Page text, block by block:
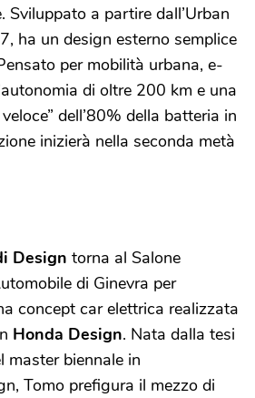
Sviluppato a partire dall’Urban
ha un design esterno semplice
per mobilità urbana, e-
di oltre 200 km e una
dell’80% della batteria in
inizierà nella seconda metà
Design torna al Salone
di Ginevra per
concept car elettrica realizzata
Honda Design. Nata dalla tesi
master biennale in
Tomo prefigura il mezzo di